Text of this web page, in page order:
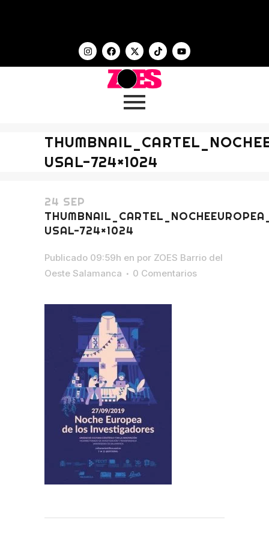
USAL-724×1024
24 SEP
USAL-724×1024
Publicado 09:59h en por ZOES Barrio del
Oeste Salamanca
0 Comentarios